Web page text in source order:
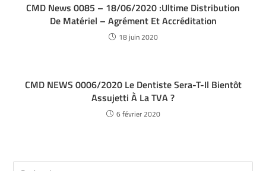
CMD News 0085 – 18/06/2020 :Ultime Distribution
De Matériel – Agrément Et Accréditation
18 juin 2020
CMD NEWS 0006/2020 Le Dentiste Sera-T-Il Bientôt
Assujetti À La TVA ?
6 février 2020